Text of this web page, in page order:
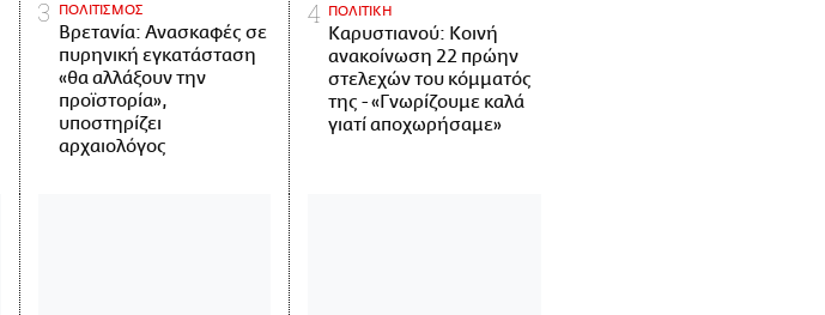
ΠΟΛΙΤΙΣΜΟΣ
Βρετανία: Ανασκαφές σε
πυρηνική εγκατάσταση
«θα αλλάξουν την
προϊστορία»,
υποστηρίζει
αρχαιολόγος
ΠΟΛΙΤΙΚΗ
Καρυστιανού: Κοινή
ανακοίνωση 22 πρώην
στελεχών του κόμματός
της - «Γνωρίζουμε καλά
γιατί αποχωρήσαμε»